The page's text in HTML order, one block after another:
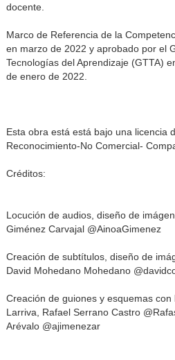
docente.
Marco de Referencia de la
en marzo de 2022 y aprobado por el
Tecnologías del Aprendizaje (GTTA)
de enero de 2022.
Esta obra está está bajo una licencia
Reconocimiento-No Comercial-
Créditos:
Locución de audios, diseño de
Giménez Carvajal @AinoaGimenez
Creación de subtítulos, diseño de
David Mohedano Mohedano
Creación de guiones y esquemas
Larriva, Rafael Serrano Castro
Arévalo @ajimenezar